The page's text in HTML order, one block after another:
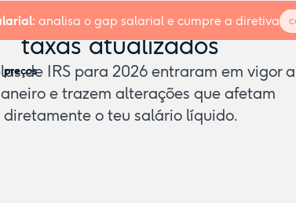
analisa o gap salarial e cumpre a diretiva
preços
2026 em Portugal:
taxas atualizados
de IRS para 2026entraram em vigor a
e trazem alterações que afetam
diretamente o teu salário líquido.